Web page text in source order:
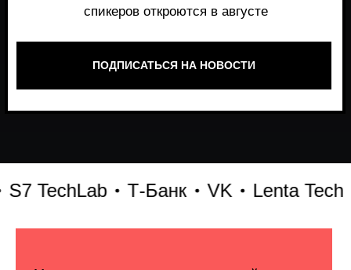
TechLab Т-Банк VK Lenta Tech
Место, где можно получить честный,
работает и формирует рынок генеративного